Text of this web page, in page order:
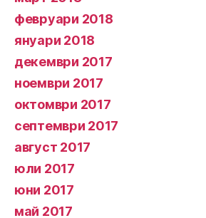
февруари 2018
януари 2018
декември 2017
ноември 2017
октомври 2017
септември 2017
август 2017
юли 2017
юни 2017
май 2017